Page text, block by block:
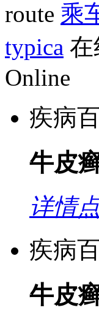
route 乘
typica 在
Online
疾病
牛皮
详情
疾病
牛皮